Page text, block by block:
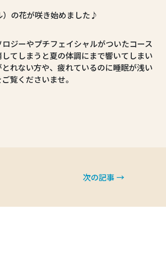
の花が咲き始めました♪
ジーやプチフェイシャルがついたコース
てしまうと夏の体調にまで響いてしまい
れない方や、疲れているのに睡眠が浅い
覧くださいませ。
次の記事 →